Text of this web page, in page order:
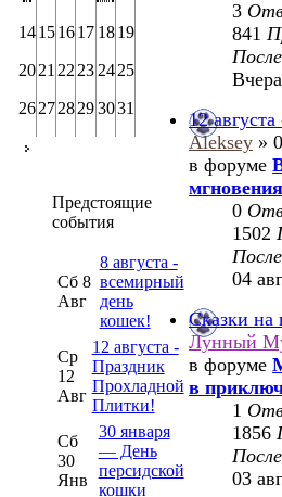
14151617 1819
2021 22 23 2425
262728293031
Предстоящие
события
Сб 8
Авг
8 августа -
всемирный
день
кошек!
Ср
12
Авг
12 августа -
Праздник
Прохладной
Плитки!
Сб
30
Янв
30 января
— День
персидской
кошки
3
841
12
Aleksey »
в форуме
0
1502
04
Сказки на
Лунный
в форуме
в
1
1856
03